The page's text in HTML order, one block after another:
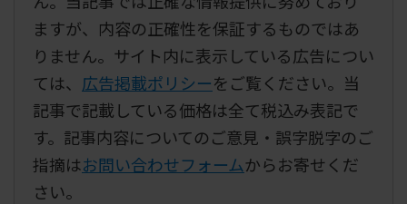
ますが、内容の正確性を保証するものではあ
りません。サイト内に表示している広告につい
ては、 広告掲載ポリシーをご覧ください。当
記事で記載している価格は全て税込み表記で
す。記事内容についてのご意見・誤字脱字のご
指摘はお問い合わせフォームからお寄せくだ
さい。